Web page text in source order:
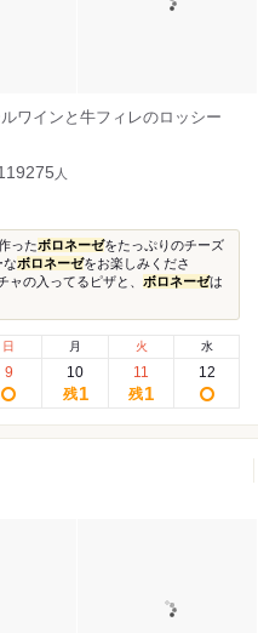
ワインと牛フィレのロッシー
人
ったボロネーゼをたっぷりのチーズ
なボロネーゼをお楽しみくださ
の入ってるピザと、 ボロネーゼは
日
9
月
10
残1
火
11
残1
水
12